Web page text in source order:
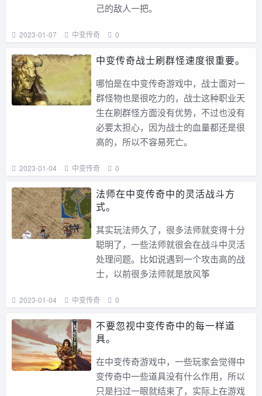
己的敌人一把。
2023-01-07 中变传奇 0
中变传奇战士刷群怪速度很重要。
哪怕是在中变传奇游戏中，战士面对一
群怪物也是很吃力的，战士这种职业天
生在刷群怪方面没有优势，不过也没有
必要太担心，因为战士的血量都还是很
高的，所以不容易死亡。
2023-01-04 中变传奇 0
法师在中变传奇中的灵活战斗方
式。
其实玩法师久了，很多法师就变得十分
聪明了，一些法师就很会在战斗中灵活
处理问题。比如说遇到一个攻击高的战
士，以前很多法师就是放风筝
2023-01-04 中变传奇 0
不要忽视中变传奇中的每一样道
具。
在中变传奇游戏中，一些玩家会觉得中
变传奇中一些道具没有什么作用，所以
只是扫过一眼就结束了，实际上在游戏